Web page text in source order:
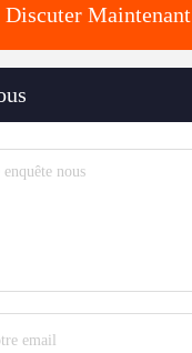
Discuter Maintenant